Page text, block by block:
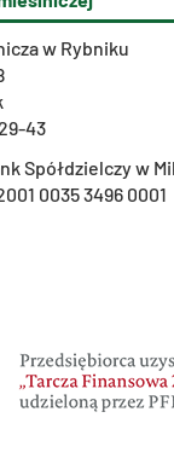
w Rybniku
43
Spółdzielczy w
0035 3496 0001